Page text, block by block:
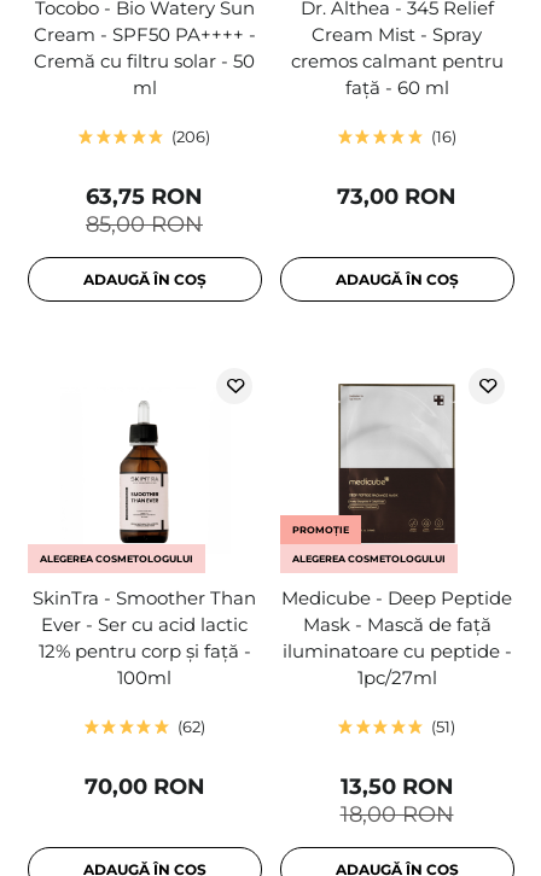
Tocobo - Bio Watery Sun
Cream - SPF50 PA++++ -
Cremă cu filtru solar - 50
ml
206
85,00 RON
63,75 RON
ADAUGĂ ÎN COȘ
Dr. Althea - 345 Relief
Cream Mist - Spray
cremos calmant pentru
față - 60 ml
16
73,00 RON
ADAUGĂ ÎN COȘ
ALEGEREA COSMETOLOGULUI
SkinTra - Smoother Than
Ever - Ser cu acid lactic
12% pentru corp și față -
100ml
62
70,00 RON
ADAUGĂ ÎN COȘ
PROMOȚIE
ALEGEREA COSMETOLOGULUI
Medicube - Deep Peptide
Mask - Mască de față
iluminatoare cu peptide -
1pc/27ml
51
18,00 RON
13,50 RON
ADAUGĂ ÎN COȘ